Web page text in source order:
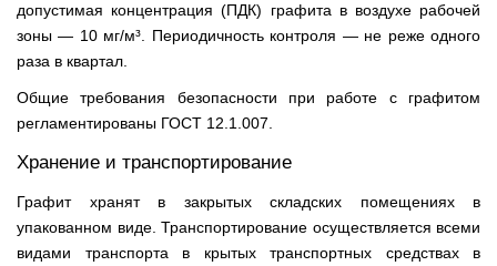
допустимая концентрация (ПДК) графита в воздухе рабочей
зоны — 10 мг/м³. Периодичность контроля — не реже одного
раза в квартал.
Общие требования безопасности при работе с графитом
регламентированы ГОСТ 12.1.007.
Хранение и транспортирование
Графит хранят в закрытых складских помещениях в
упакованном виде. Транспортирование осуществляется всеми
видами транспорта в крытых транспортных средствах в